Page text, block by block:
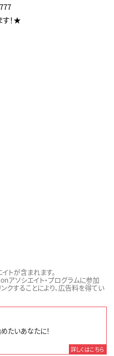
す！★
トが含まれます。
アソシエイト・プログラムに参加
クすることにより、広告料を得てい
たいあなたに！
詳しくはこちら